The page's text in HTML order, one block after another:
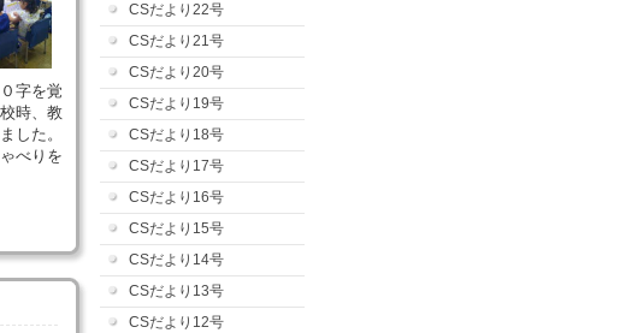
字を覚
時、教
した。
べりを
CSだより22号
CSだより21号
CSだより20号
CSだより19号
CSだより18号
CSだより17号
CSだより16号
CSだより15号
CSだより14号
CSだより13号
CSだより12号